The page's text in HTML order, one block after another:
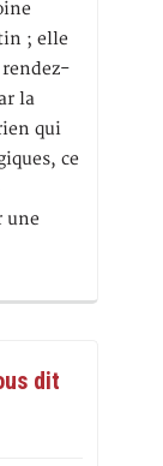
; elle
la
qui
ce
une
dit